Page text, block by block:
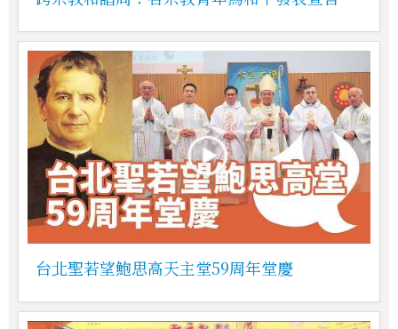
台北聖若望鮑思高天主堂59周年堂慶